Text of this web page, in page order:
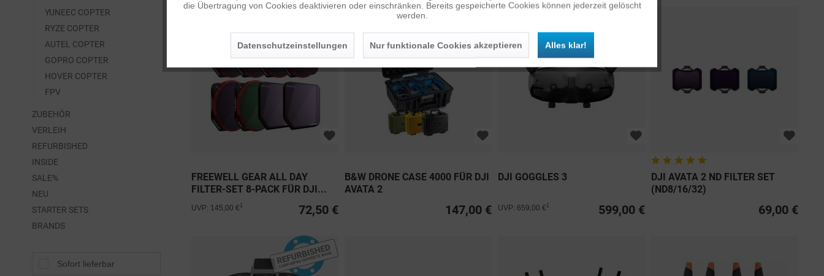
YUNEEC COPTER
RYZE COPTER
AUTEL COPTER
GOPRO COPTER
HOVER COPTER
FPV
ZUBEHÖR
VERLEIH
REFURBISHED
INSIDE
SALE%
NEU
STARTER SETS
BRANDS
Sofort lieferbar
FREEWELL GEAR ALL DAY
FILTER-SET 8-PACK FÜR DJI...
72,50 €
UVP: 145,00 € 1
B&W DRONE CASE 4000 FÜR DJI
AVATA 2
147,00 €
DJI GOGGLES 3
599,00 €
UVP: 659,00 € 1
DJI AVATA 2 ND FILTER SET
(ND8/16/32)
69,00 €
Personalisierung Inaktiv
Service Inaktiv
die Übertragung von Cookies deaktivieren oder einschränken. Bereits gespeicherte Cookies können jederzeit gelöscht
werden.
Datenschutzeinstellungen Nur funktionale Cookies akzeptieren Alles klar!